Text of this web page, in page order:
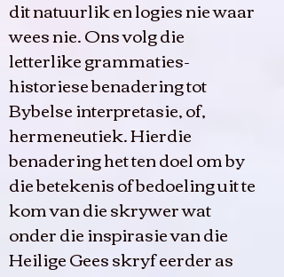
dit natuurlik en logies nie waar
wees nie. Ons volg die
letterlike grammaties-
historiese benadering tot
Bybelse interpretasie, of,
hermeneutiek. Hierdie
benadering het ten doel om by
die betekenis of bedoeling uit te
kom van die skrywer wat
onder die inspirasie van die
Heilige Gees skryf eerder as